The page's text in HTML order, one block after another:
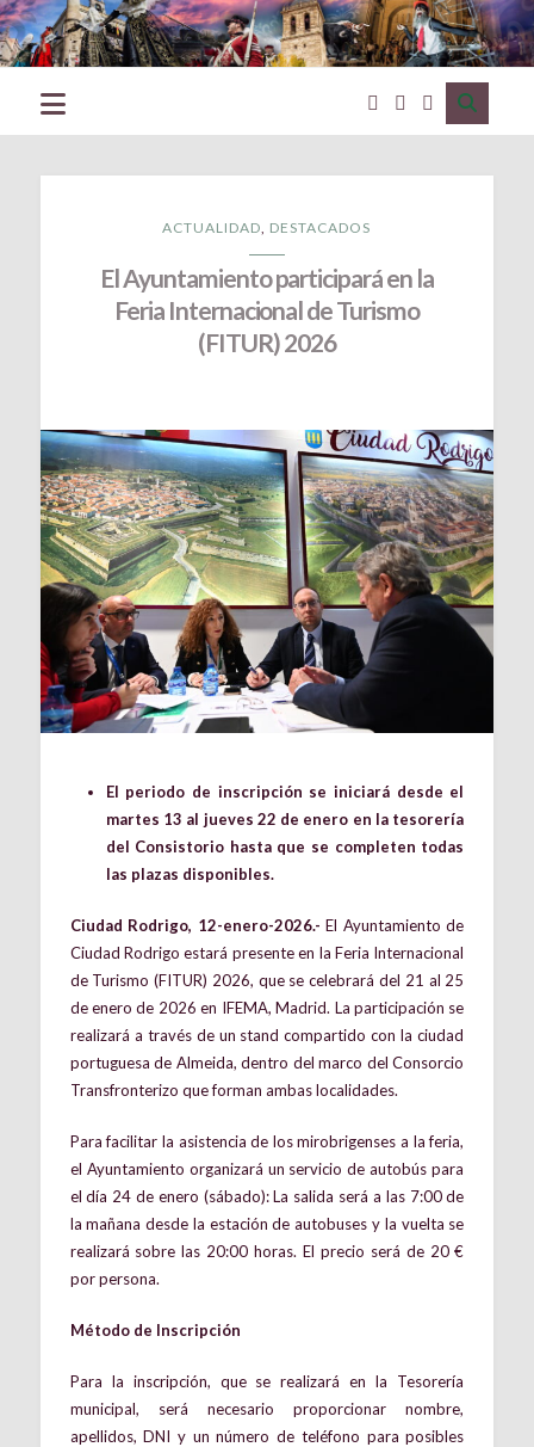
Excmo.
Ayuntamiento
Rodrigo
ACTUALIDAD, DESTACADOS
El Ayuntamiento participará en la
Feria Internacional de Turismo
(FITUR) 2026
El periodo de inscripción se iniciará desde el
martes 13 al jueves 22 de enero en la tesorería
del Consistorio hasta que se completen todas
las plazas disponibles.
Ciudad Rodrigo, 12-enero-2026.- El Ayuntamiento de
Ciudad Rodrigo estará presente en la Feria Internacional
de Turismo (FITUR) 2026, que se celebrará del 21 al 25
de enero de 2026 en IFEMA, Madrid. La participación se
realizará a través de un stand compartido con la ciudad
portuguesa de Almeida, dentro del marco del Consorcio
Transfronterizo que forman ambas localidades.
Para facilitar la asistencia de los mirobrigenses a la feria,
el Ayuntamiento organizará un servicio de autobús para
el día 24 de enero (sábado): La salida será a las 7:00 de
la mañana desde la estación de autobuses y la vuelta se
realizará sobre las 20:00 horas. El precio será de 20 €
por persona.
Método de Inscripción
Para la inscripción, que se realizará en la Tesorería
municipal, será necesario proporcionar nombre,
apellidos, DNI y un número de teléfono para posibles